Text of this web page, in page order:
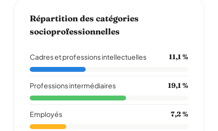
Répartition des catégories
socioprofessionnelles
Cadres et professions intellectuelles 11,1 %
Professions intermédiaires 19,1 %
Employés 7,2 %